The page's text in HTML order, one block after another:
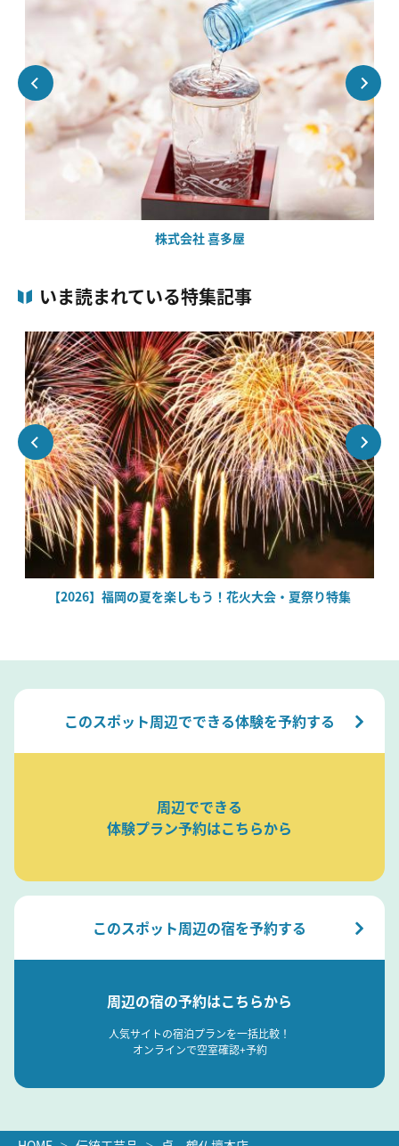
株式会社 喜多屋
いま読まれている特集記事
【2026】福岡の夏を楽しもう！花火大会・夏祭り特集
このスポット周辺でできる体験を予約する
周辺でできる
体験プラン予約はこちらから
このスポット周辺の宿を予約する
周辺の宿の予約はこちらから
人気サイトの宿泊プランを一括比較！
オンラインで空室確認+予約